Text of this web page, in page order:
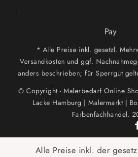
Pay
* Alle Preise inkl. gesetzl.
Versandkosten und ggf.
anders beschrieben; für Sperrgut
© Copyright - Malerbedarf Online
Lacke Hamburg | Malermarkt |
Farbenfachhandel.
Alle Preise inkl. der